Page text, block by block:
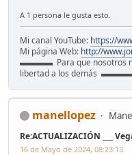
A 1 persona le gusta esto.
Mi canal YouTube: https://
Mi página Web: http://
▬▬▬▬ Para que nosotros
libertad a los demás
manellopez
Re:ACTUALIZACIÓN ___
16 de Mayo de 2024, 08:23:13